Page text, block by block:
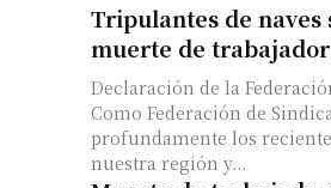
Tripulantes de
muerte de
Declaración de la
Como Federación de
profundamente los
nuestra región y...